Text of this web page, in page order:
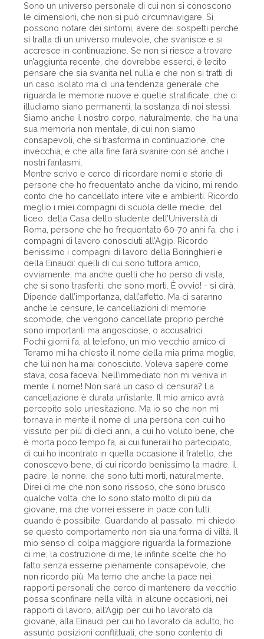
Sono un universo personale di cui non si conoscono
le dimensioni, che non si può circumnavigare. Si
possono notare dei sintomi, avere dei sospetti perché
si tratta di un universo mutevole, che svanisce e si
accresce in continuazione. Se non si riesce a trovare
un’aggiunta recente, che dovrebbe esserci, è lecito
pensare che sia svanita nel nulla e che non si tratti di
un caso isolato ma di una tendenza generale che
riguarda le memorie nuove e quelle stratificate, che ci
illudiamo siano permanenti, la sostanza di noi stessi.
Siamo anche il nostro corpo, naturalmente, che ha una
sua memoria non mentale, di cui non siamo
consapevoli, che si trasforma in continuazione, che
invecchia, e che alla fine farà svanire con sé anche i
nostri fantasmi.
Mentre scrivo e cerco di ricordare nomi e storie di
persone che ho frequentato anche da vicino, mi rendo
conto che ho cancellato intere vite e ambienti. Ricordo
meglio i miei compagni di scuola delle medie, del
liceo, della Casa dello studente dell’Università di
Roma, persone che ho frequentato 60-70 anni fa, che i
compagni di lavoro conosciuti all’Agip. Ricordo
benissimo i compagni di lavoro della Boringhieri e
della Einaudi: quelli di cui sono tuttora amico,
ovviamente, ma anche quelli che ho perso di vista,
che si sono trasferiti, che sono morti. È ovvio! - si dirà.
Dipende dall’importanza, dall’affetto. Ma ci saranno
anche le censure, le cancellazioni di memorie
scomode, che vengono cancellate proprio perché
sono importanti ma angosciose, o accusatrici.
Pochi giorni fa, al telefono, un mio vecchio amico di
Teramo mi ha chiesto il nome della mia prima moglie,
che lui non ha mai conosciuto. Voleva sapere come
stava, cosa faceva. Nell’immediato non mi veniva in
mente il nome! Non sarà un caso di censura? La
cancellazione è durata un’istante. Il mio amico avrà
percepito solo un’esitazione. Ma io so che non mi
tornava in mente il nome di una persona con cui ho
vissuto per più di dieci anni, a cui ho voluto bene, che
è morta poco tempo fa, ai cui funerali ho partecipato,
di cui ho incontrato in quella occasione il fratello, che
conoscevo bene, di cui ricordo benissimo la madre, il
padre, le nonne, che sono tutti morti, naturalmente.
Direi di me che non sono rissoso, che sono brusco
qualche volta, che lo sono stato molto di più da
giovane, ma che vorrei essere in pace con tutti,
quando è possibile. Guardando al passato, mi chiedo
se questo comportamento non sia una forma di viltà. Il
mio senso di colpa maggiore riguarda la formazione
di me, la costruzione di me, le infinite scelte che ho
fatto senza esserne pienamente consapevole, che
non ricordo più. Ma temo che anche la pace nei
rapporti personali che cerco di mantenere da vecchio
possa sconfinare nella viltà. In alcune occasioni, nei
rapporti di lavoro, all’Agip per cui ho lavorato da
giovane, alla Einaudi per cui ho lavorato da adulto, ho
assunto posizioni conflittuali, che sono contento di